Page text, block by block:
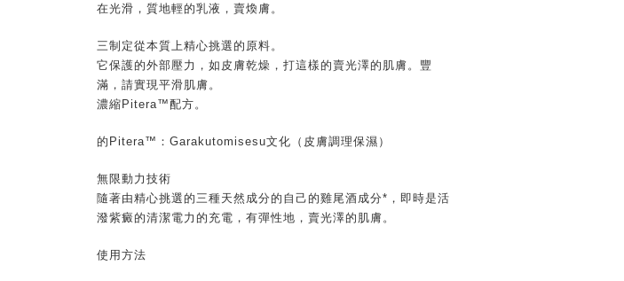
在光滑，質地輕的乳液，賣煥膚。
三制定從本質上精心挑選的原料。
它保護的外部壓力，如皮膚乾燥，打這樣的賣光澤的肌膚。豐
滿，請實現平滑肌膚。
濃縮Pitera™配方。
的Pitera™：Garakutomisesu文化（皮膚調理保濕）
無限動力技術
隨著由精心挑選的三種天然成分的自己的雞尾酒成分*，即時是活
潑紫癜的清潔電力的充電，有彈性地，賣光澤的肌膚。
使用方法